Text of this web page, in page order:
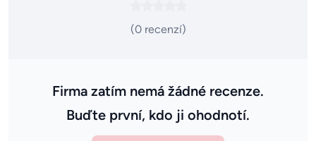
(0 recenzí)
Firma zatím nemá žádné recenze.
Buďte první, kdo ji ohodnotí.